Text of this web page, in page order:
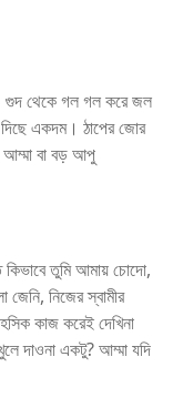
গুদ থেকে গল গল করে জল
দিছে একদম। ঠাপের জোর
আম্মা বা বড় আপু
তুমি আমায় চোদো,
নিজের স্বামীর
কাজ করেই দেখিনা
দাওনা একটু? আম্মা যদি